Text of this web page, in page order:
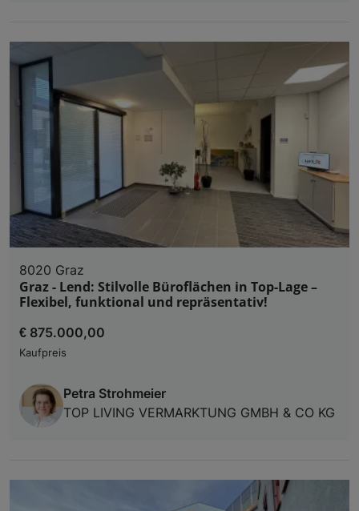
8020 Graz
Graz - Lend: Stilvolle Büroflächen in Top-Lage –
Flexibel, funktional und repräsentativ!
€ 875.000,00
Kaufpreis
Petra Strohmeier
TOP LIVING VERMARKTUNG GMBH & CO KG